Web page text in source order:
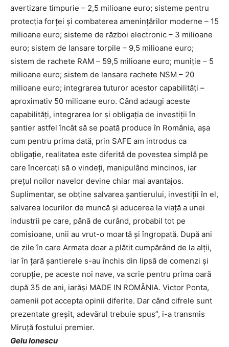
avertizare timpurie – 2,5 milioane euro; sisteme pentru
protecția forței și combaterea amenințărilor moderne – 15
milioane euro; sisteme de război electronic – 3 milioane
euro; sistem de lansare torpile – 9,5 milioane euro;
sistem de rachete RAM – 59,5 milioane euro; muniție – 5
milioane euro; sistem de lansare rachete NSM – 20
milioane euro; integrarea tuturor acestor capabilități –
aproximativ 50 milioane euro. Când adaugi aceste
capabilități, integrarea lor și obligația de investiții în
șantier astfel încât să se poată produce în România, așa
cum pentru prima dată, prin SAFE am introdus ca
obligație, realitatea este diferită de povestea simplă pe
care încercați să o vindeți, manipulând mincinos, iar
prețul noilor navelor devine chiar mai avantajos.
Suplimentar, se obține salvarea șantierului, investiții în el,
salvarea locurilor de muncă și aducerea la viață a unei
industrii pe care, până de curând, probabil tot pe
comisioane, unii au vrut-o moartă și îngropată. După ani
de zile în care Armata doar a plătit cumpărând de la alții,
iar în țară șantierele s-au închis din lipsă de comenzi și
corupție, pe aceste noi nave, va scrie pentru prima oară
după 35 de ani, iarăși MADE IN ROMÂNIA. Victor Ponta,
oamenii pot accepta opinii diferite. Dar când cifrele sunt
prezentate greșit, adevărul trebuie spus”, i-a transmis
Miruță fostului premier.
Gelu Ionescu